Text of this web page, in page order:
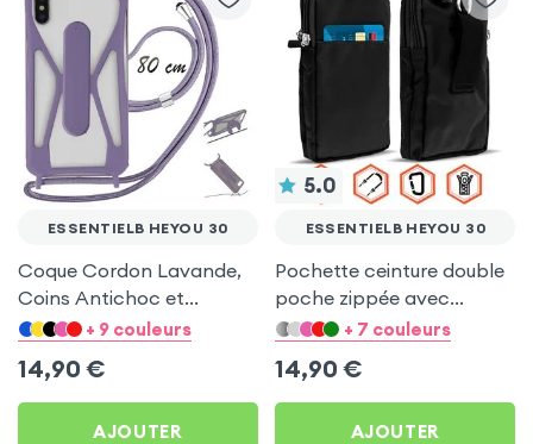
ESSENTIELB HEYOU 30
Coque Cordon Lavande,
Coins Antichoc et
Support Vidéo pour
+ 9 couleurs
14,90 €
AJOUTER
5.0
ESSENTIELB HEYOU 30
Pochette ceinture double
poche zippée avec
mousqueton + Lanière -
HEYou 30
+ 7 couleurs
14,90 €
AJOUTER